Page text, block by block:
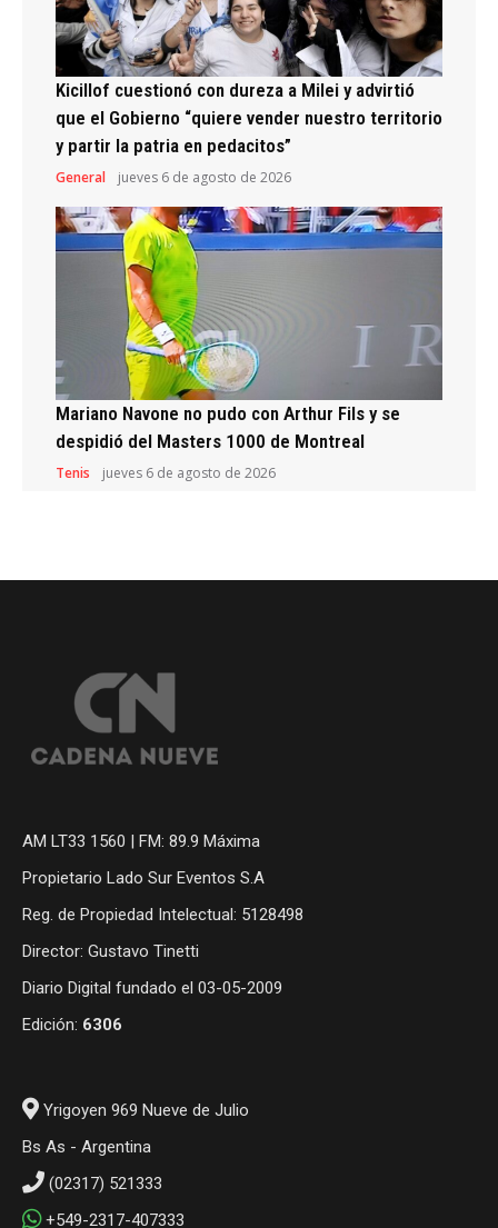
Kicillof cuestionó con dureza a Milei y advirtió
que el Gobierno “quiere vender nuestro territorio
y partir la patria en pedacitos”
General jueves 6 de agosto de 2026
Mariano Navone no pudo con Arthur Fils y se
despidió del Masters 1000 de Montreal
Tenis jueves 6 de agosto de 2026
AM LT33 1560 | FM: 89.9 Máxima
Propietario Lado Sur Eventos S.A
Reg. de Propiedad Intelectual: 5128498
Director: Gustavo Tinetti
Diario Digital fundado el 03-05-2009
Edición: 6306
Yrigoyen 969 Nueve de Julio
Bs As - Argentina
(02317) 521333
+549-2317-407333